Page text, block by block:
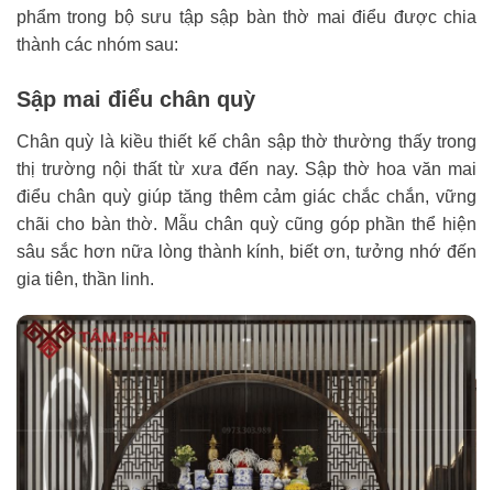
phẩm trong bộ sưu tập sập bàn thờ mai điểu được chia
thành các nhóm sau:
Sập mai điểu chân quỳ
Chân quỳ là kiều thiết kế chân sập thờ thường thấy trong
thị trường nội thất từ xưa đến nay. Sập thờ hoa văn mai
điểu chân quỳ giúp tăng thêm cảm giác chắc chắn, vững
chãi cho bàn thờ. Mẫu chân quỳ cũng góp phần thể hiện
sâu sắc hơn nữa lòng thành kính, biết ơn, tưởng nhớ đến
gia tiên, thần linh.